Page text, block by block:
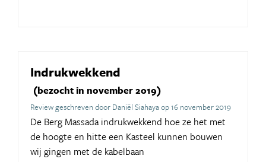
Indrukwekkend
(bezocht in november 2019)
Review geschreven door Daniël Siahaya op 16 november 2019
De Berg Massada indrukwekkend hoe ze het met
de hoogte en hitte een Kasteel kunnen bouwen
wij gingen met de kabelbaan